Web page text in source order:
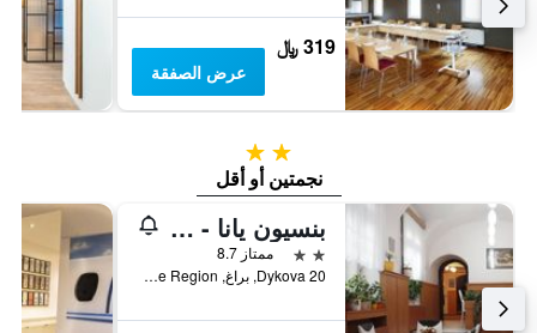
319 ﷼
عرض الصفقة
2 نجمتين
نجمتين أو أقل
بنسيون يانا - دوموف ماديجيه
2 نجمتين
ممتاز 8.7
Dykova 20, براغ, Prague Region, جمهورية التشيك